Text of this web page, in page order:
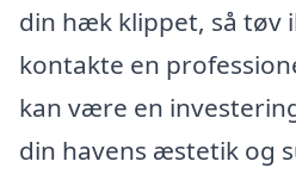
din hæk klippet, så tøv
kontakte en
kan være en
din havens æstetik og